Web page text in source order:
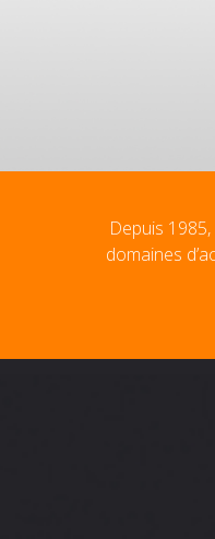
Depuis
domaines